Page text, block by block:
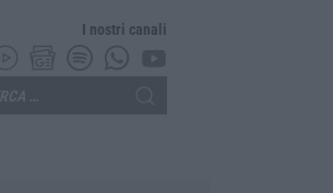
I nostri canali